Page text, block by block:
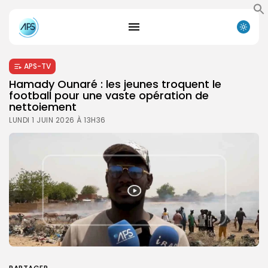
APS-TV
Hamady Ounaré : les jeunes troquent le
football pour une vaste opération de
nettoiement
LUNDI 1 JUIN 2026 À 13H36